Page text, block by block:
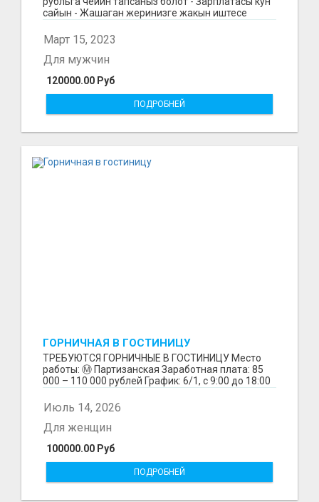
сайын - Жашаган жеринизге жакын иштесе
Март 15, 2023
120000.00 Руб
Для мужчин
ПОДРОБНЕЙ
ГОРНИЧНАЯ В ГОСТИНИЦУ
ТРЕБУЮТСЯ ГОРНИЧНЫЕ В ГОСТИНИЦУ Место
работы: Ⓜ️ Партизанская Заработная плата: 85
000 – 110 000 рублей График: 6/1, с 9:00 до 18:00
Июль 14, 2026
100000.00 Руб
Для женщин
ПОДРОБНЕЙ